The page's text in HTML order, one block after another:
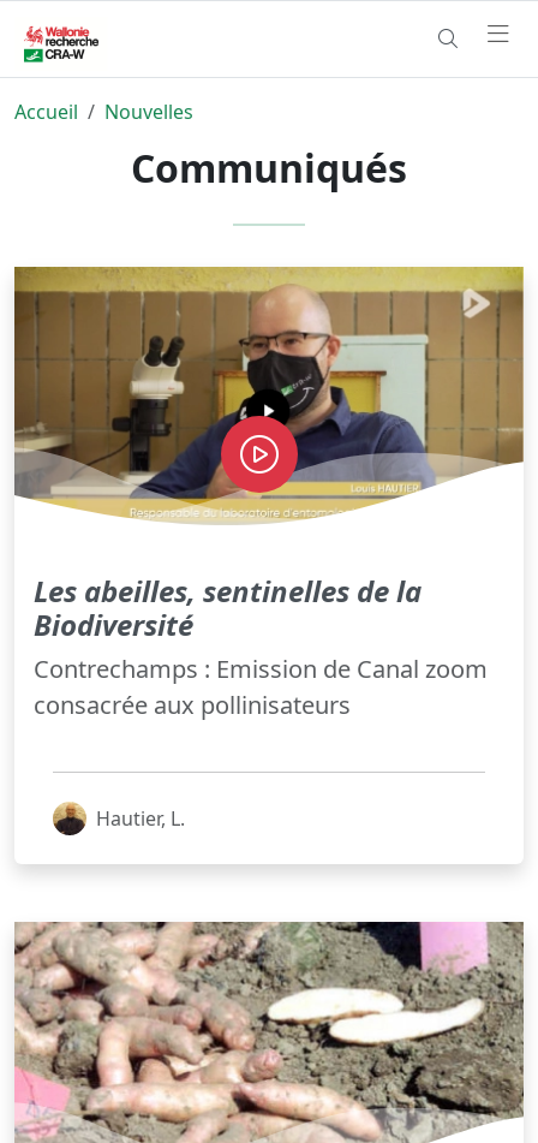
Accueil Nouvelles
Communiqués
Les abeilles, sentinelles de la
Biodiversité
Contrechamps : Emission de Canal zoom
consacrée aux pollinisateurs
Hautier, L.